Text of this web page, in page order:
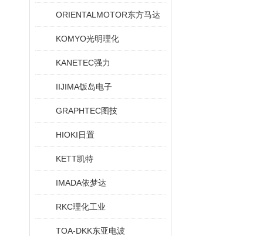
ORIENTALMOTOR东方马达
KOMYO光明理化
KANETEC强力
IIJIMA饭岛电子
GRAPHTEC图技
HIOKI日置
KETT凯特
IMADA依梦达
RKC理化工业
TOA-DKK东亚电波